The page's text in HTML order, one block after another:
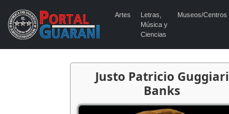
Artes
Letras,
Música y
Ciencias
Museos/Centros
Justo Patricio Guggiari
Banks